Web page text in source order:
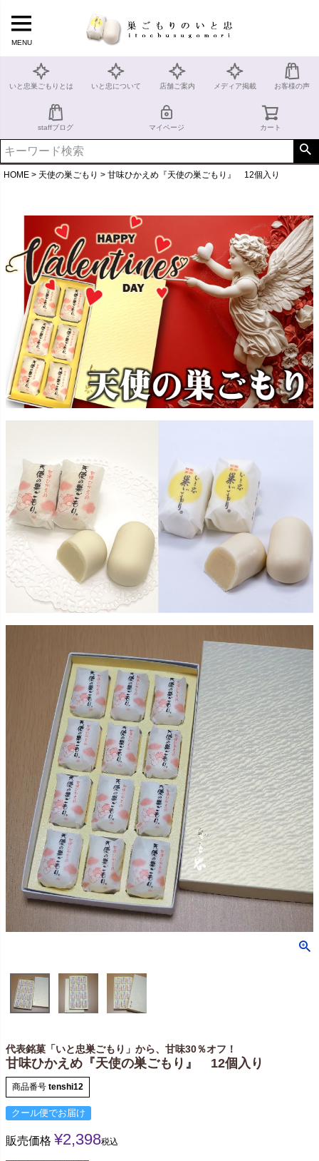
MENU
いと忠巣ごもりとは いと忠について 店舗ご案内 メディア掲載 お客様の声
staffブログ マイページ カート
HOME 天使の巣ごもり 甘味ひかえめ『天使の巣ごもり』 12個入り
代表銘菓「いと忠巣ごもり」から、甘味30％オフ！
甘味ひかえめ『天使の巣ごもり』 12個入り
商品番号 tenshi12
クール便でお届け
販売価格 ¥2,398税込